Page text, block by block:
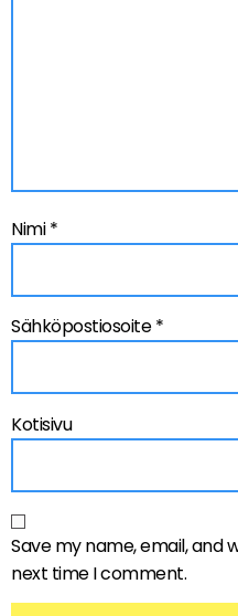
Nimi*
Sähköpostiosoite*
Kotisivu
Save my name, email, and
next time I comment.